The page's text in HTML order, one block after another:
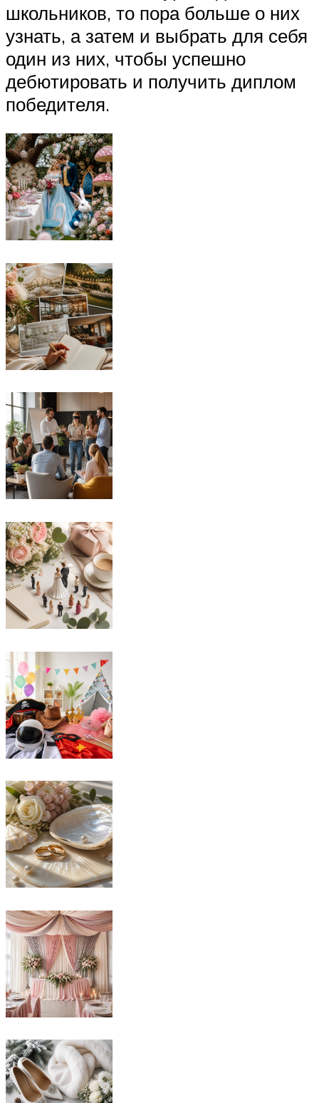
школьников, то пора больше о них
узнать, а затем и выбрать для себя
один из них, чтобы успешно
дебютировать и получить диплом
победителя.